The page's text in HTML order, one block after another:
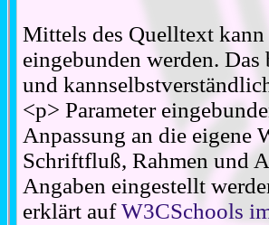
Mittels des Quelltext
eingebunden werden.
und
<p> Parameter
Anpassung an die eigene
Schriftfluß, Rahmen und
Angaben eingestellt
erklärt aufW3CSchools